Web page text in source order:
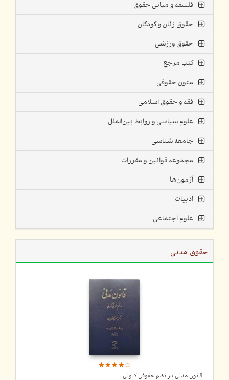
فلسفه و مبانی حقوق
حقوق زنان و کودکان
حقوق ورزشی
کتب مرجع
متون حقوقی
فقه و حقوق اسلامی
علوم سیاسی و روابط بین‌الملل
جامعه شناسی
مجموعه قوانین و مقررات
آزمون‌ها
ادبیات
علوم اجتماعی
حقوق مدنی
☆☆☆☆☆
★★★★★
قانون مدنی در نظم حقوقی کنونی